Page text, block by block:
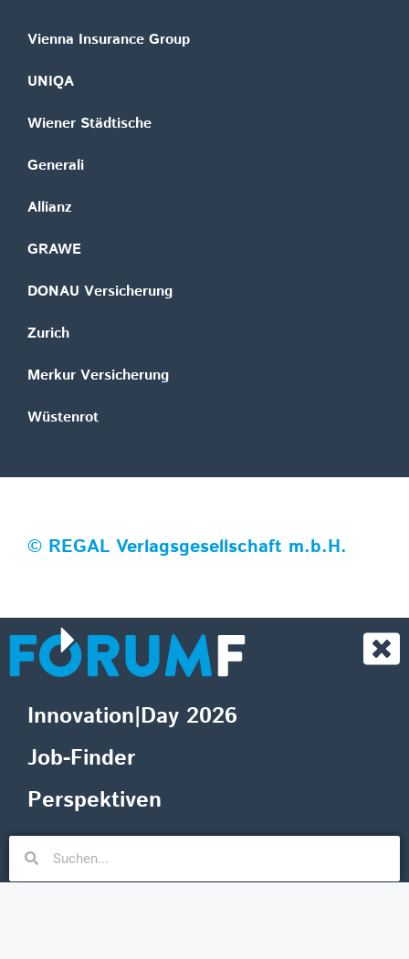
Vienna Insurance Group
UNIQA
Wiener Städtische
Generali
Allianz
GRAWE
DONAU Versicherung
Zurich
Merkur Versicherung
Wüstenrot
© REGAL Verlagsgesellschaft m.b.H.
Innovation|Day 2026
Job-Finder
Perspektiven